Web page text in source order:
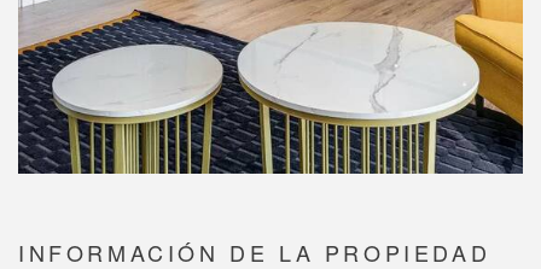
INFORMACIÓN DE LA PROPIEDAD